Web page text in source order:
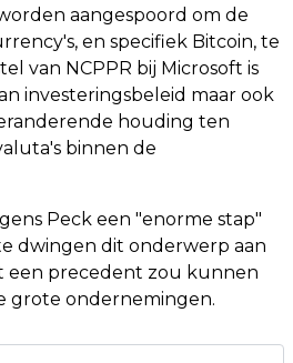
aangespoord om de
en specifiek Bitcoin, te
van NCPPR bij Microsoft is
investeringsbeleid maar ook
houding ten
binnen de
Peck een "enorme stap"
dwingen dit onderwerp aan
een precedent zou kunnen
grote ondernemingen.